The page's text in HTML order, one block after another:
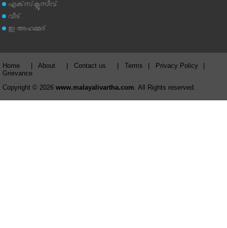
എക്‌സ്‌ക്ലൂസീവ്
വീട്
ഇ അഹമ്മദ്‌
Home About Contact us Terms Privacy Policy
Grievance
Copyright © 2026 www.malayalivartha.com . All Rights reserved.